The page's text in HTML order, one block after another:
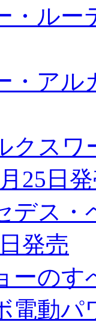
ルー
アル
スワ
25日
デス
発売
のす
電動パ